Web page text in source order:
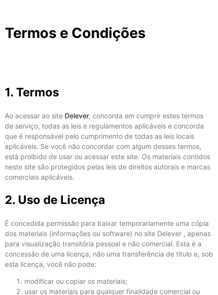
Termos e Condições
1. Termos
Ao acessar ao site Delever, concorda em cumprir estes termos
de serviço, todas as leis e regulamentos aplicáveis ​​e concorda
que é responsável pelo cumprimento de todas as leis locais
aplicáveis. Se você não concordar com algum desses termos,
está proibido de usar ou acessar este site. Os materiais contidos
neste site são protegidos pelas leis de direitos autorais e marcas
comerciais aplicáveis.
2. Uso de Licença
É concedida permissão para baixar temporariamente uma cópia
dos materiais (informações ou software) no site Delever , apenas
para visualização transitória pessoal e não comercial. Esta é a
concessão de uma licença, não uma transferência de título e, sob
esta licença, você não pode:
modificar ou copiar os materiais;
usar os materiais para qualquer finalidade comercial ou